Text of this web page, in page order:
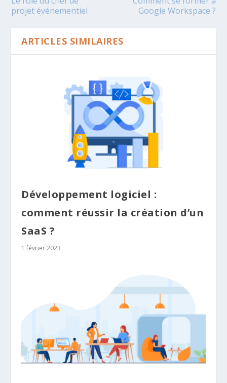
projet événementiel
Google Workspace ?
ARTICLES SIMILAIRES
Développement logiciel :
comment réussir la création d’un
SaaS ?
1 février 2023